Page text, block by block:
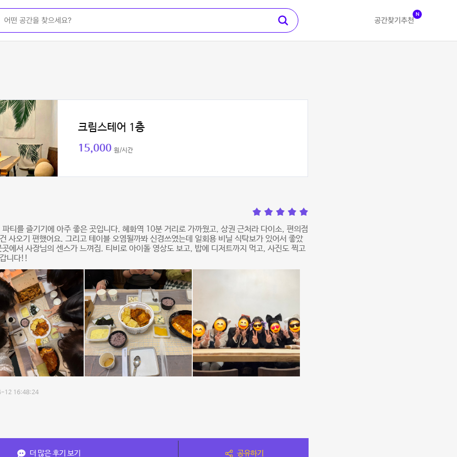
공간찾기 추천
N
크림스테어 1층
15,000 원/시간
티를 즐기기에 아주 좋은 곳입니다. 혜화역 10분 거리로 가까웠고, 상권 근처라 다이소, 편의점
사오기 편했어요. 그리고 테이블 오염될까봐 신경쓰였는데 일회용 비닐 식탁보가 있어서 좋았
에서 사장님의 센스가 느껴짐. 티비로 아이돌 영상도 보고, 밥에 디저트까지 먹고, 사진도 찍고
니다!!
12 16:48:24
더 많은 후기 보기 공유하기